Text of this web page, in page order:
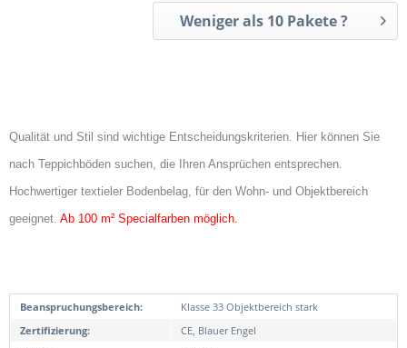
Weniger als 10 Pakete ?
Qualität und Stil sind wichtige Entscheidungskriterien. Hier können Sie
nach Teppichböden suchen, die Ihren Ansprüchen entsprechen.
Hochwertiger textieler Bodenbelag, für den Wohn- und Objektbereich
geeignet. Ab 100 m² Specialfarben möglich.
Beanspruchungsbereich:
Klasse 33 Objektbereich stark
Zertifizierung:
CE, Blauer Engel